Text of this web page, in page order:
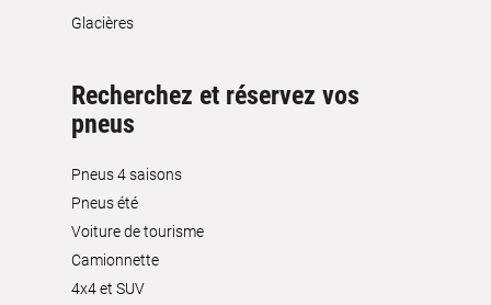
Glacières
Recherchez et réservez vos
pneus
Pneus 4 saisons
Pneus été
Voiture de tourisme
Camionnette
4x4 et SUV